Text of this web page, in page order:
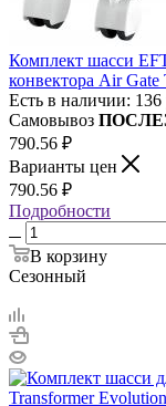
Комплект шасси
конвектора Air
Есть в наличии: 136
Самовывоз
790.56 ₽
Варианты цен
790.56 ₽
Подробности
В корзину
Сезонный